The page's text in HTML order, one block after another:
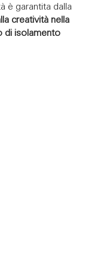
è garantita dalla
creatività nella
di isolamento